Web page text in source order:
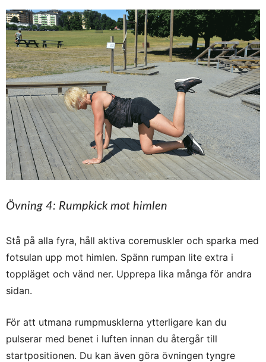
Övning 4: Rumpkick mot himlen
Stå på alla fyra, håll aktiva coremuskler och sparka med
fotsulan upp mot himlen. Spänn rumpan lite extra i
toppläget och vänd ner. Upprepa lika många för andra
sidan.
För att utmana rumpmusklerna ytterligare kan du
pulserar med benet i luften innan du återgår till
startpositionen. Du kan även göra övningen tyngre